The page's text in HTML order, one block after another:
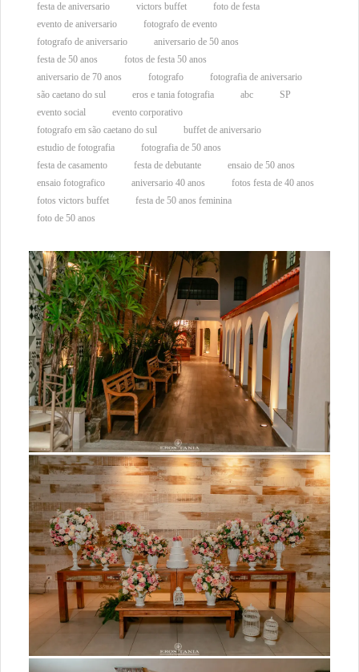
festa de aniversario victors buffet
foto de festa
evento de aniversario
fotografo de evento
fotografo de aniversario
aniversario de 50 anos
festa de 50 anos
fotos de festa 50 anos
aniversario de 70 anos
fotografo
fotografia de aniversario
são caetano do sul
eros e tania fotografia abc
SP
evento social
evento corporativo
fotografo em são caetano do sul
buffet de aniversario
estudio de fotografia
fotografia de 50 anos
festa de casamento
festa de debutante
ensaio de 50 anos
ensaio fotografico
aniversario 40 anos
fotos festa de 40 anos
fotos victors buffet
festa de 50 anos feminina
foto de 50 anos